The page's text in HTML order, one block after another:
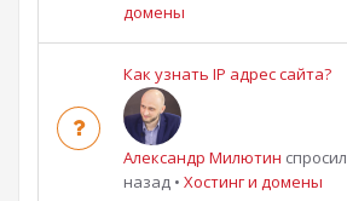
домены
Как узнать IP адрес сайта?
Александр Милютин
назад • Хостинг и домены